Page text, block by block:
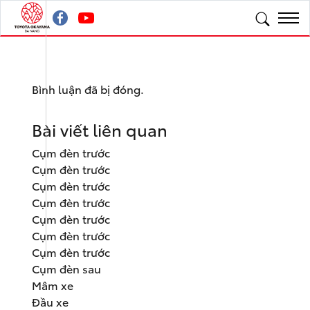
Bình luận đã bị đóng.
Bài viết liên quan
Cụm đèn trước
Cụm đèn trước
Cụm đèn trước
Cụm đèn trước
Cụm đèn trước
Cụm đèn trước
Cụm đèn trước
Cụm đèn sau
Mâm xe
Đầu xe